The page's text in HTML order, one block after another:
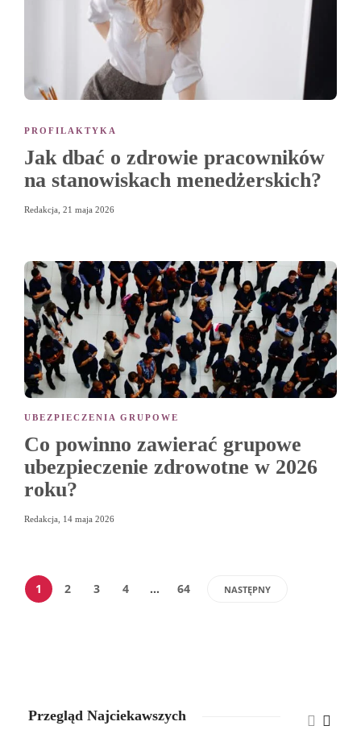
PROFILAKTYKA
Jak dbać o zdrowie pracowników
na stanowiskach menedżerskich?
Redakcja, 21 maja 2026
UBEZPIECZENIA GRUPOWE
Co powinno zawierać grupowe
ubezpieczenie zdrowotne w 2026
roku?
Redakcja, 14 maja 2026
1 2 3 4 … 64 NASTĘPNY
Przegląd Najciekawszych